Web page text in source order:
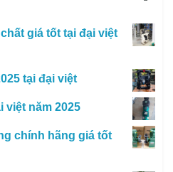
giá tốt tại đại việt
tại đại việt
việt năm 2025
chính hãng giá tốt